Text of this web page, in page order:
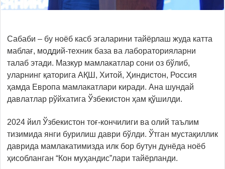
Сабаби – бу ноёб касб эгаларини тайёрлаш жуда катта
маблағ, моддий-техник база ва лабораторияларни
талаб этади. Мазкур мамлакатлар сони оз бўлиб,
уларнинг қаторига АҚШ, Хитой, Ҳиндистон, Россия
ҳамда Европа мамлакатлари киради. Ана шундай
давлатлар рўйхатига Ўзбекистон ҳам қўшилди.
2024 йил Ўзбекистон тоғ-кончилиги ва олий таълим
тизимида янги бурилиш даври бўлди. Ўтган мустақиллик
даврида мамлакатимизда илк бор бутун дунёда ноёб
ҳисобланган “Кон муҳандис”лари тайёрланди.